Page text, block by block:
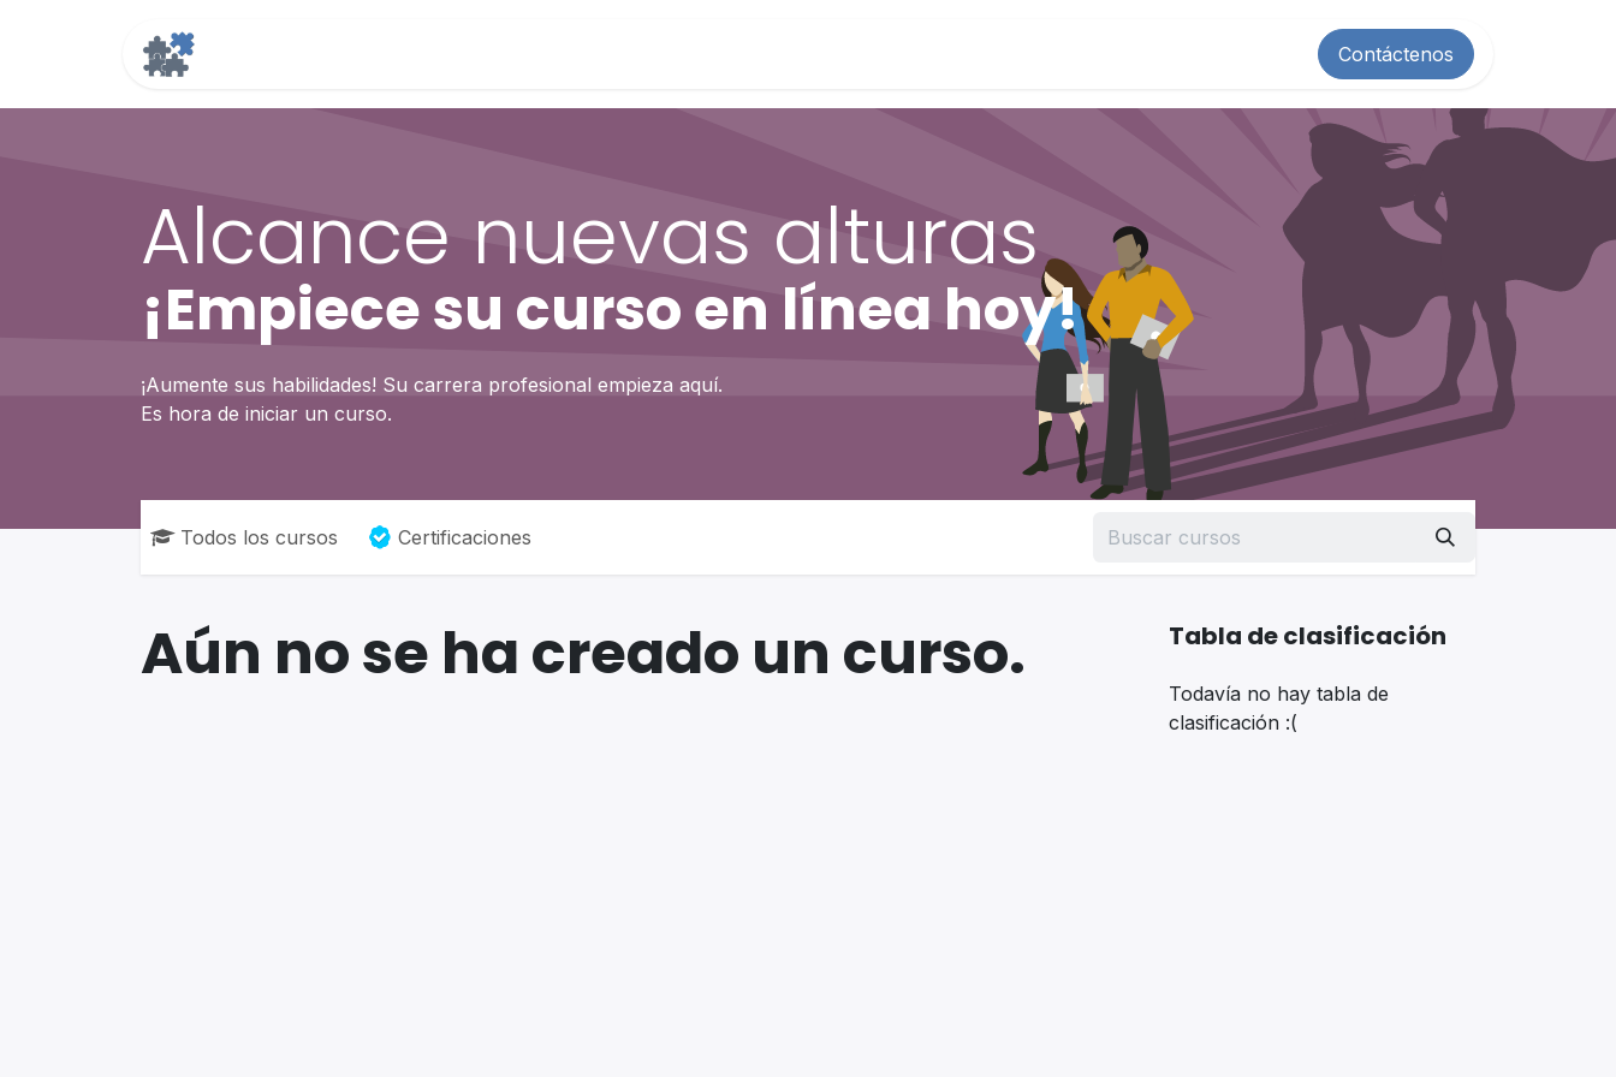
Contáctenos
Alcance nuevas alturas
¡Empiece su curso en línea hoy!
¡Aumente sus habilidades! Su carrera profesional empieza aquí.
Es hora de iniciar un curso.
Todos los cursos Certificaciones
Tabla de clasificación
Todavía no hay tabla de
clasificación :(
Aún no se ha creado un curso.